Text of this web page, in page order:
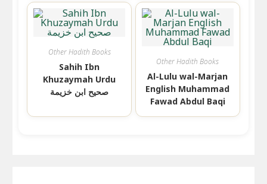
Other Hadith Books
Sahih Ibn
Khuzaymah Urdu
صحيح ابن خزيمة
Other Hadith Books
Al-Lulu wal-Marjan
English Muhammad
Fawad Abdul Baqi